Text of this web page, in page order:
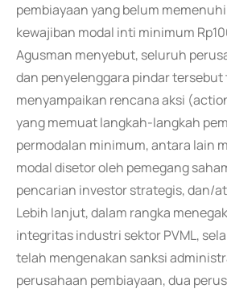
pembiayaan yang belum
kewajiban modal inti minimum
Agusman menyebut, seluruh
dan penyelenggara pindar tersebut
menyampaikan rencana aksi
yang memuat langkah-langkah
permodalan minimum, antara lain
modal disetor oleh pemegang
pencarian investor strategis, dan/
Lebih lanjut, dalam rangka
integritas industri sektor PVML,
telah mengenakan sanksi
perusahaan pembiayaan, dua